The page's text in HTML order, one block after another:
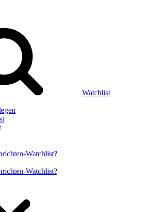
Watchlist
Watchlist?
Watchlist?